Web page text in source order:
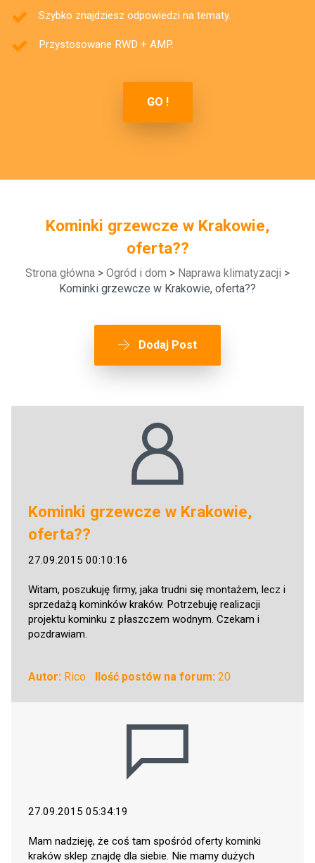
Szybko znajdziesz odpowiedzi na tematy.
Przystosowane RWD + AMP.
GO !
Kominki grzewcze w Krakowie,
oferta??
Strona główna > Ogród i dom > Naprawa klimatyzacji >
Kominki grzewcze w Krakowie, oferta??
Dodaj Post
Kominki grzewcze w Krakowie,
oferta??
27.09.2015 00:10:16
Witam, poszukuję firmy, jaka trudni się montażem, lecz i
sprzedażą kominków kraków. Potrzebuję realizacji
projektu kominku z płaszczem wodnym. Czekam i
pozdrawiam.
Autor: Rico Ilość postów na forum:20
27.09.2015 05:34:19
Mam nadzieję, że coś tam spośród oferty kominki
kraków sklep znajdę dla siebie. Nie mamy dużych